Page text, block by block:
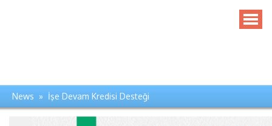
News » İşe Devam Kredisi Desteği